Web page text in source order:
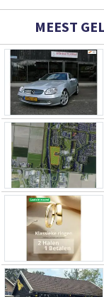
MEEST